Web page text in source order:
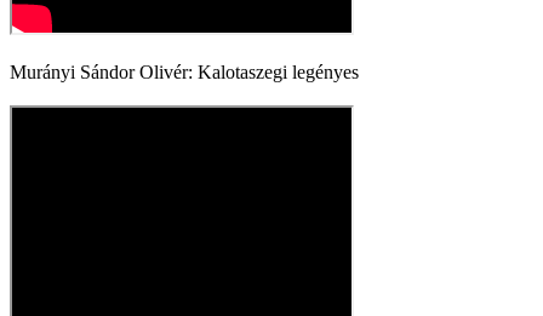
Murányi Sándor Olivér: Kalotaszegi legényes